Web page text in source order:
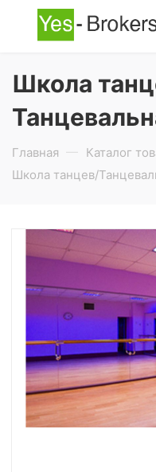
Школа
Главная Каталог
Школа танцев/